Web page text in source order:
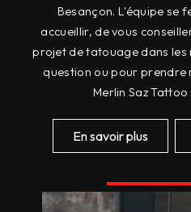
Besançon. L'équipe se
accueillir, de vous
projet de tatouage dans les
question ou pour prendre
Merlin Saz
En savoir plus